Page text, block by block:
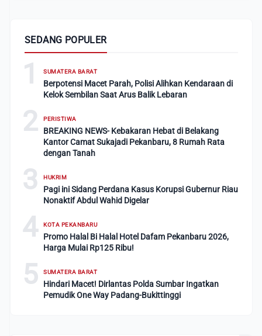
SEDANG POPULER
1 SUMATERA BARAT
Berpotensi Macet Parah, Polisi Alihkan Kendaraan di
Kelok Sembilan Saat Arus Balik Lebaran
2 PERISTIWA
BREAKING NEWS- Kebakaran Hebat di Belakang
Kantor Camat Sukajadi Pekanbaru, 8 Rumah Rata
dengan Tanah
3 HUKRIM
Pagi ini Sidang Perdana Kasus Korupsi Gubernur Riau
Nonaktif Abdul Wahid Digelar
4 KOTA PEKANBARU
Promo Halal Bi Halal Hotel Dafam Pekanbaru 2026,
Harga Mulai Rp125 Ribu!
5 SUMATERA BARAT
Hindari Macet! Dirlantas Polda Sumbar Ingatkan
Pemudik One Way Padang-Bukittinggi